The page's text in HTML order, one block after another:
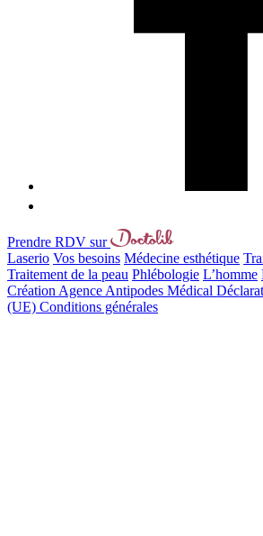
Prendre RDV sur
Laserio Vos besoins Médecine esthétique
Traitement de la peau Phlébologie L’homme
Création Agence Antipodes Médical
(UE) Conditions générales